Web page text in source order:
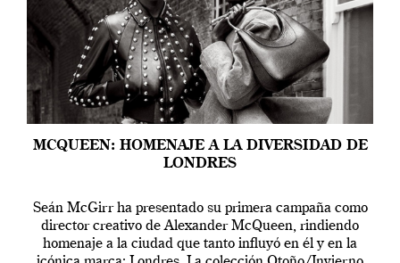
MCQUEEN: HOMENAJE A LA DIVERSIDAD DE
LONDRES
Seán McGirr ha presentado su primera campaña como
director creativo de Alexander McQueen, rindiendo
homenaje a la ciudad que tanto influyó en él y en la